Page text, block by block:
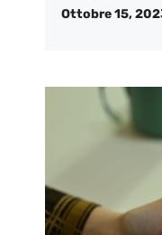
Ottobre 15,